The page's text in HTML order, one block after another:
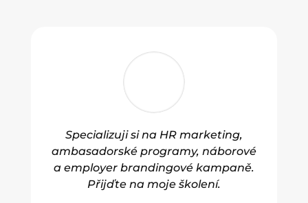
Specializuji si na HR marketing,
ambasadorské programy, náborové
a employer brandingové kampaně.
Přijďte na moje školení.